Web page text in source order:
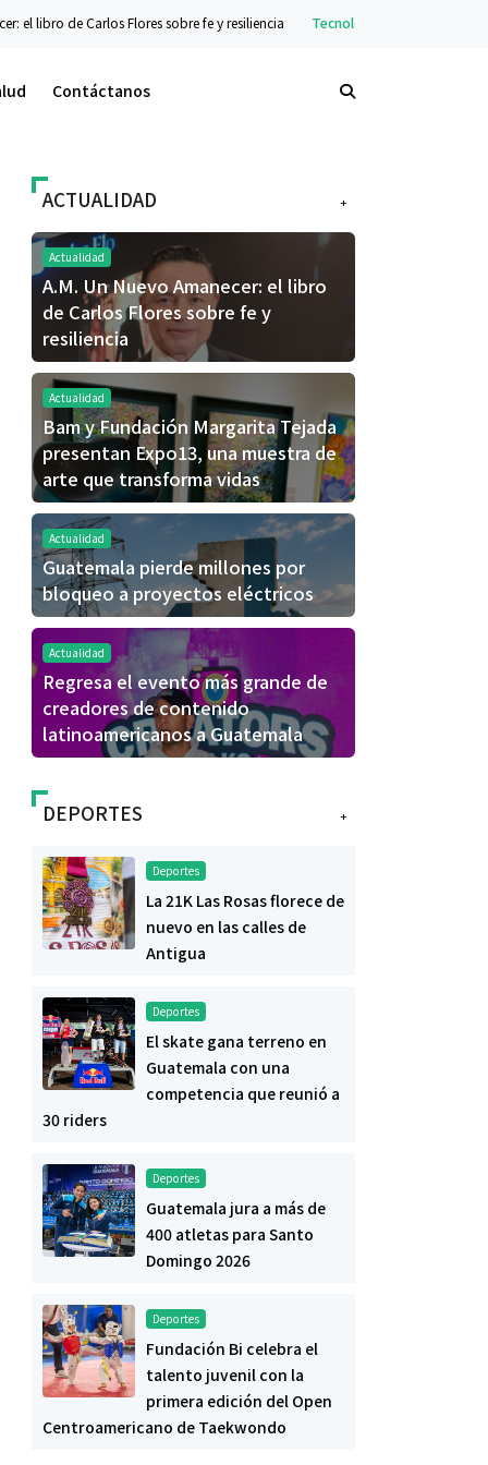
sobre fe y resiliencia Tecnología La nueva serie Galaxy Z ya está
Contáctanos
+
ACTUALIDAD
Actualidad
A.M. Un Nuevo Amanecer: el libro
de Carlos Flores sobre fe y
resiliencia
Actualidad
Bam y Fundación Margarita Tejada
presentan Expo13, una muestra de
arte que transforma vidas
Actualidad
Guatemala pierde millones por
bloqueo a proyectos eléctricos
Actualidad
Regresa el evento más grande de
creadores de contenido
latinoamericanos a Guatemala
+
DEPORTES
Deportes
La 21K Las Rosas florece de
nuevo en las calles de
Antigua
Deportes
El skate gana terreno en
Guatemala con una
competencia que reunió a
30 riders
Deportes
Guatemala jura a más de
400 atletas para Santo
Domingo 2026
Deportes
Fundación Bi celebra el
talento juvenil con la
primera edición del Open
Centroamericano de Taekwondo